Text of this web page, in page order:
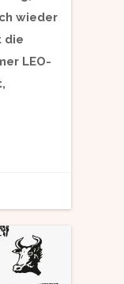
wieder
die
LEO-